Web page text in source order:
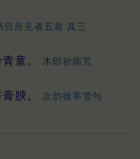
目所见者五首 其三
童。
木郎祈雨咒
腴。
次韵徐宰雪句